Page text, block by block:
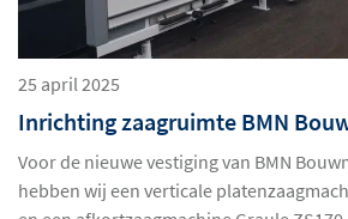
25 april 2025
Inrichting zaagruimte BMN
Voor de nieuwe vestiging van BMN
hebben wij een verticale